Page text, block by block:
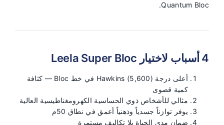
Quantum Bloc.
4 أسباب لاختيار Leela Super Bloc
أعلى درجة Hawkins (5,600) في خط Bloc — كثافة
كمية قصوى
مثالي للأشخاص ذوي الحساسية الكهرومغناطيسية العالية
يوفر توازناً جسدياً وذهنياً أعمق في نطاق 50م
ضمان مدى الحياة بلا تكاليف مستمرة